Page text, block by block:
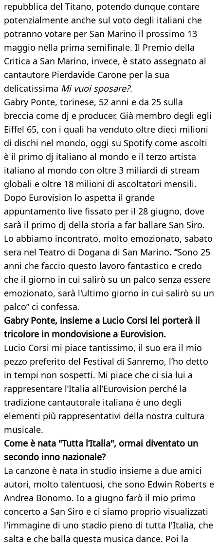
repubblica del Titano, potendo dunque contare
potenzialmente anche sul voto degli italiani che
potranno votare per San Marino il prossimo 13
maggio nella prima semifinale. Il Premio della
Critica a San Marino, invece, è stato assegnato al
cantautore Pierdavide Carone per la sua
delicatissima Mi vuoi sposare?.
Gabry Ponte, torinese, 52 anni e da 25 sulla
breccia come dj e producer. Già membro degli egli
Eiffel 65, con i quali ha venduto oltre dieci milioni
di dischi nel mondo, oggi su Spotify come ascolti
è il primo dj italiano al mondo e il terzo artista
italiano al mondo con oltre 3 miliardi di stream
globali e oltre 18 milioni di ascoltatori mensili.
Dopo Eurovision lo aspetta il grande
appuntamento live fissato per il 28 giugno, dove
sarà il primo dj della storia a far ballare San Siro.
Lo abbiamo incontrato, molto emozionato, sabato
sera nel Teatro di Dogana di San Marino. “Sono 25
anni che faccio questo lavoro fantastico e credo
che il giorno in cui salirò su un palco senza essere
emozionato, sarà l'ultimo giorno in cui salirò su un
palco” ci confessa.
Gabry Ponte, insieme a Lucio Corsi lei porterà il
tricolore in mondovisione a Eurovision.
Lucio Corsi mi piace tantissimo, il suo era il mio
pezzo preferito del Festival di Sanremo, l’ho detto
in tempi non sospetti. Mi piace che ci sia lui a
rappresentare l’Italia all’Eurovision perché la
tradizione cantautorale italiana è uno degli
elementi più rappresentativi della nostra cultura
musicale.
Come è nata "Tutta l’Italia", ormai diventato un
secondo inno nazionale?
La canzone è nata in studio insieme a due amici
autori, molto talentuosi, che sono Edwin Roberts e
Andrea Bonomo. Io a giugno farò il mio primo
concerto a San Siro e ci siamo proprio visualizzati
l'immagine di uno stadio pieno di tutta l'Italia, che
salta e che balla questa musica dance. Poi la